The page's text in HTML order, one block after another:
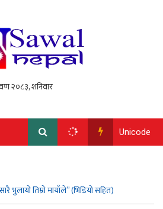
Unicode
तिम्रो मायाँले” (भिडियो सहित)